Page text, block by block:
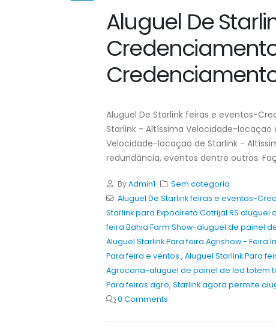
Aluguel De
Aluguel De Starlink feiras e eventos-
Starlink - Altíssima Velocidade-locaçao
Velocidade-locaçao de Starlink -
redundância, eventos dentre outros.
ByAdmin1
Sem categoria
Aluguel De Starlink feiras e eventos-
Starlink para Expodireto Cotrijal RS
feira Bahia Farm Show-aluguel de painel
Aluguel Starlink Para feira Agrishow -
Para feira e ventos., Aluguel Starlink Para
Agrocana-aluguel de painel de led totem
Para feiras agro, Starlink agora permite
0 Comments